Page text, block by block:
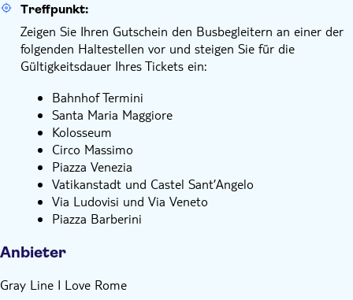
Erlebnis auf die kühleren Stunden am Vormittag oder am
späten Nachmittag zu legen
Treffpunkt:
Zeigen Sie Ihren Gutschein den Busbegleitern an einer der
folgenden Haltestellen vor und steigen Sie für die
Gültigkeitsdauer Ihres Tickets ein:
Bahnhof Termini
Santa Maria Maggiore
Kolosseum
Circo Massimo
Piazza Venezia
Vatikanstadt und Castel Sant’Angelo
Via Ludovisi und Via Veneto
Piazza Barberini
Anbieter
Gray Line I Love Rome